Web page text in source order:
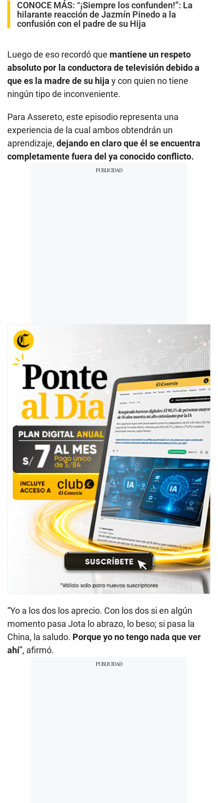
CONOCE MÁS: “¡Siempre los confunden!”: La
hilarante reacción de Jazmín Pinedo a la
confusión con el padre de su Hija
Luego de eso recordó que mantiene un respeto
absoluto por la conductora de televisión debido a
que es la madre de su hija y con quien no tiene
ningún tipo de inconveniente.
Para Assereto, este episodio representa una
experiencia de la cual ambos obtendrán un
aprendizaje, dejando en claro que él se encuentra
completamente fuera del ya conocido conflicto.
“Yo a los dos los aprecio. Con los dos si en algún
momento pasa Jota lo abrazo, lo beso; si pasa la
China, la saludo. Porque yo no tengo nada que ver
ahí”, afirmó.